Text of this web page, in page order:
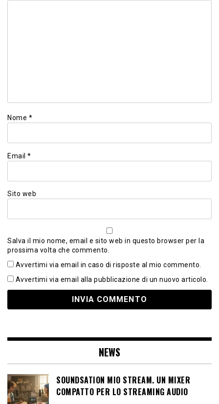
Nome *
Email *
Sito web
Salva il mio nome, email e sito web in questo browser per la
prossima volta che commento.
Avvertimi via email in caso di risposte al mio commento.
Avvertimi via email alla pubblicazione di un nuovo articolo.
NEWS
SOUNDSATION MIO STREAM. UN MIXER
COMPATTO PER LO STREAMING AUDIO